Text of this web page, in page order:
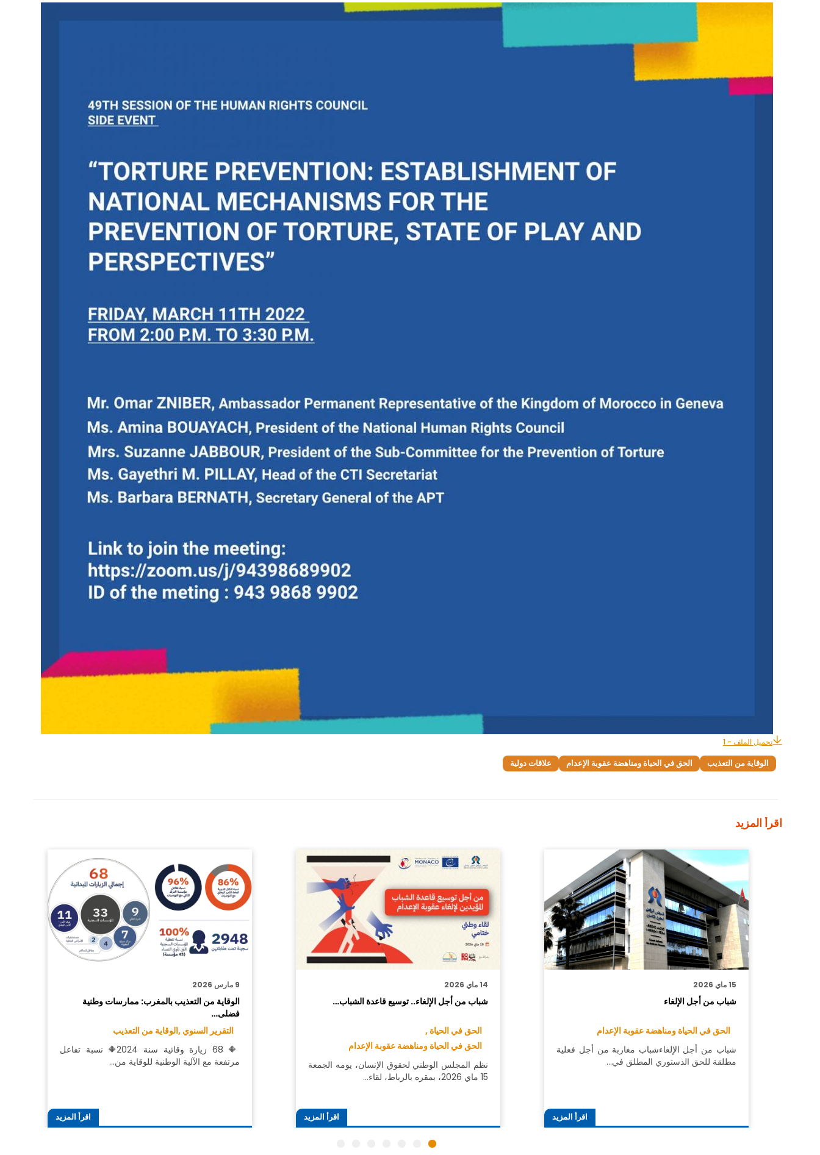
تحميل الملف - 1
الوقاية من التعذيب الحق في الحياة ومناهضة عقوبة الإعدام علاقات دولية
اقرأ المزيد
15 ماي 2026
شباب من أجل الإلغاء
الحق في الحياة ومناهضة عقوبة الإعدام
شباب من أجل الإلغاءشباب مغاربة من أجل فعلية
مطلقة للحق الدستوري المطلق في…
اقرأ المزيد
14 ماي 2026
شباب من أجل الإلغاء.. توسيع قاعدة الشباب…
الحق في الحياة ,
الحق في الحياة ومناهضة عقوبة الإعدام
نظم المجلس الوطني لحقوق الإنسان، يومه الجمعة
15 ماي 2026، بمقره بالرباط، لقاء…
اقرأ المزيد
9 مارس 2026
الوقاية من التعذيب بالمغرب: ممارسات وطنية
فضلى…
التقرير السنوي ,الوقاية من التعذيب
🔶 68 زيارة وقائية سنة 2024🔶 نسبة تفاعل
مرتفعة مع الآلية الوطنية للوقاية من…
اقرأ المزيد